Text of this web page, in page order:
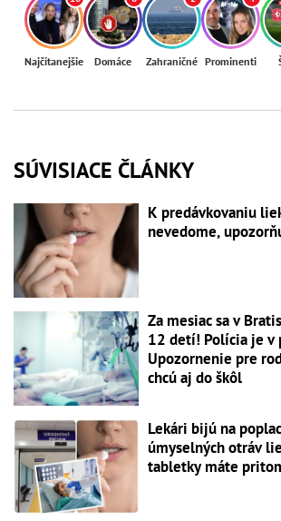
Najčítanejšie Domáce Zahraničné Prominenti
SÚVISIACE ČLÁNKY
K predávkovaniu
nevedome,
Za mesiac sa v
12 detí! Polícia je v
Upozornenie pre
chcú aj do škôl
Lekári bijú na
úmyselných otráv
tabletky máte